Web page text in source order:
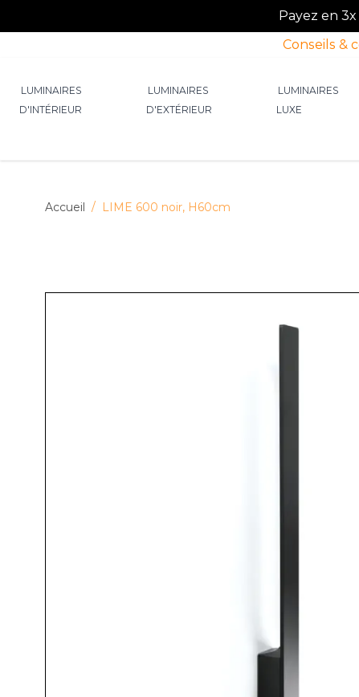
Payez en
Conseils &
LUMINAIRES
D'INTÉRIEUR
LUMINAIRES
D'EXTÉRIEUR
LUMINAIRES
LUXE
Accueil / LIME 600 noir, H60cm